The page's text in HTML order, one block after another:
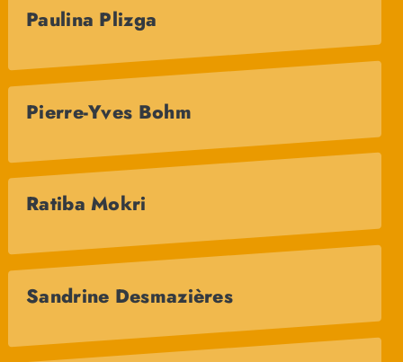
Paulina Plizga
Pierre-Yves Bohm
Ratiba Mokri
Sandrine Desmazières